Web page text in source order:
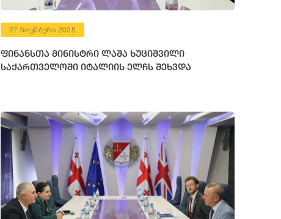
27 ნოემბერი 2025
ფინანსთა მინისტრი ლაშა ხუციშვილი
საქართველოში იტალიის ელჩს შეხვდა